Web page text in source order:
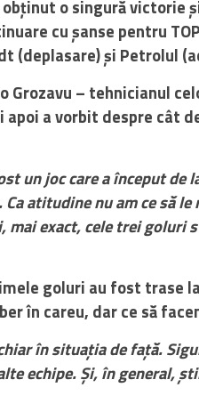
o singură victorie
cu șanse pentru
(deplasare) și Petrolul
– tehnicianul
a vorbit despre cât
un joc care a început de
atitudine nu am ce să le
mai exact, cele trei goluri
goluri au fost trase
în careu, dar ce să
în situația de față.
echipe. Și, în general,